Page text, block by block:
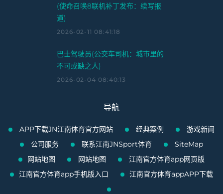
(使命召唤8联机补丁发布：续写报
道)
2026-02-11 08:41:18
巴士驾驶员(公交车司机：城市里的
不可或缺之人)
2026-02-04 08:40:13
导航
APP下载JN江南体育官方网站 经典案例
游戏新闻
公司服务
联系江南JNSport体育
SiteMap
网站地图
网站地图
江南官方体育app网页版
江南官方体育app手机版入口
江南官方体育appAPP下载